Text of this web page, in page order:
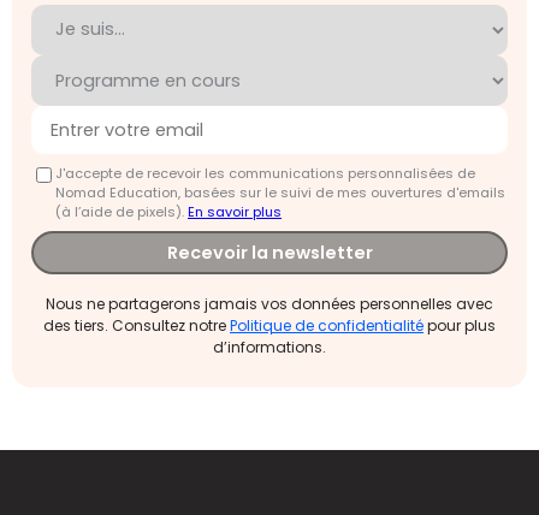
J'accepte de recevoir les communications personnalisées de
Nomad Education, basées sur le suivi de mes ouvertures d'emails
(à l’aide de pixels).En savoir plus
Recevoir la newsletter
Nous ne partagerons jamais vos données personnelles avec
des tiers. Consultez notrePolitique de confidentialitépour plus
d’informations.